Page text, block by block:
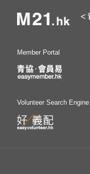
Member Portal
Volunteer Search Engine